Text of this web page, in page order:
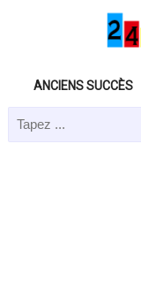
ANCIENS SUCCÈS